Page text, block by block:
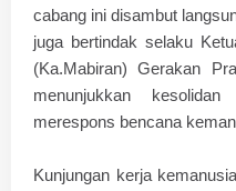
cabang ini disambut
juga bertindak selaku
(Ka.Mabiran) Gerakan
menunjukkan
merespons bencana
​Kunjungan kerja